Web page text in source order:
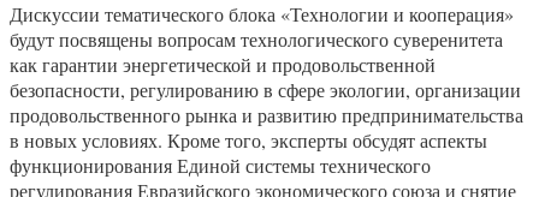
Дискуссии тематического блока «Технологии и кооперация»
будут посвящены вопросам технологического суверенитета
как гарантии энергетической и продовольственной
безопасности, регулированию в сфере экологии, организации
продовольственного рынка и развитию предпринимательства
в новых условиях. Кроме того, эксперты обсудят аспекты
функционирования Единой системы технического
регулирования Евразийского экономического союза и снятие